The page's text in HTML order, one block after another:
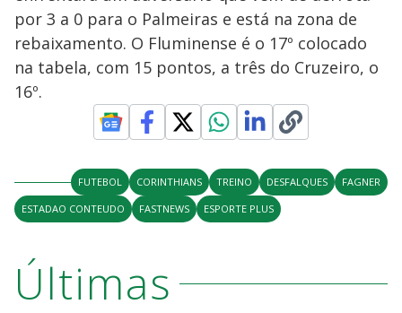
por 3 a 0 para o Palmeiras e está na zona de
rebaixamento. O Fluminense é o 17º colocado
na tabela, com 15 pontos, a três do Cruzeiro, o
16º.
FUTEBOL CORINTHIANS TREINO DESFALQUES
FAGNER
ESTADAO CONTEUDO
FASTNEWS ESPORTE PLUS
Últimas